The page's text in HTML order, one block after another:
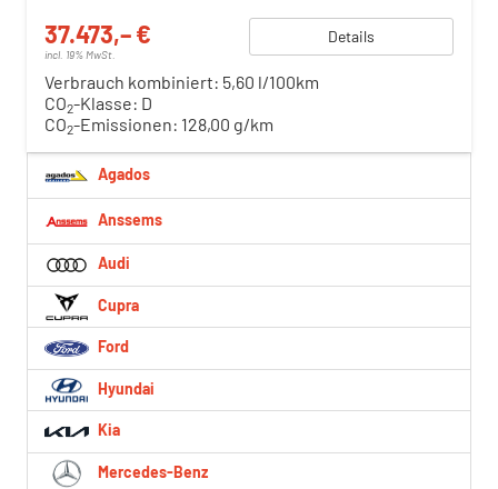
37.473,– €
incl. 19% MwSt.
Details
Verbrauch kombiniert: 5,60 l/100km
CO2-Klasse: D
CO2-Emissionen: 128,00 g/km
Agados
Anssems
Audi
Cupra
Ford
Hyundai
Kia
Mercedes-Benz